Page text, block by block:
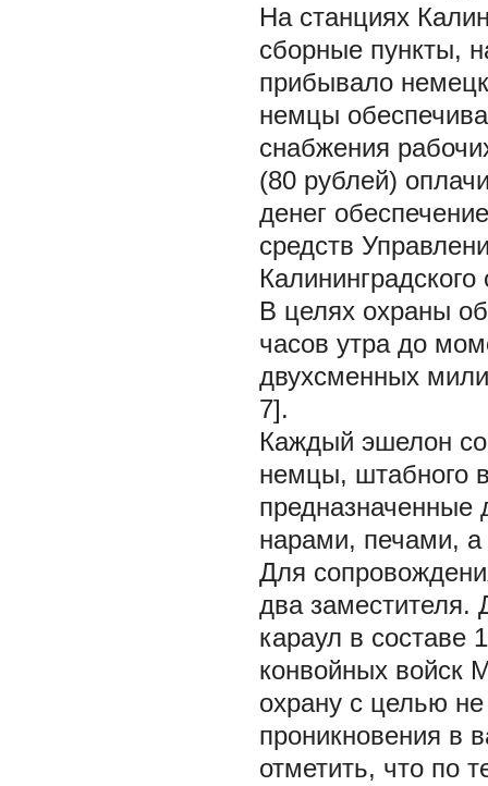
На станциях
сборные пункты,
прибывало
немцы
снабжения
(80 рублей)
денег
средств
В целях охраны
часов утра до
двухсменных
7].
Каждый эшелон
немцы, штабного
предназначенные
нарами, печами, а
Для
два заместителя.
караул в составе
конвойных войск
охрану с целью
проникновения в
отметить, что по